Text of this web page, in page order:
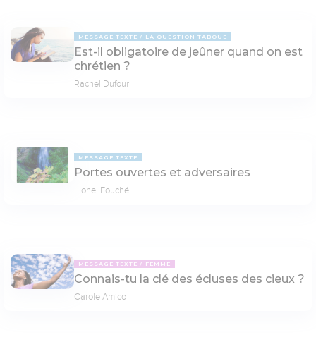
MESSAGE TEXTE LA QUESTION TABOUE
Est-il obligatoire de jeûner quand on est
chrétien ?
Rachel Dufour
MESSAGE TEXTE
Portes ouvertes et adversaires
Lionel Fouché
MESSAGE TEXTE FEMME
Connais-tu la clé des écluses des cieux ?
Carole Amico